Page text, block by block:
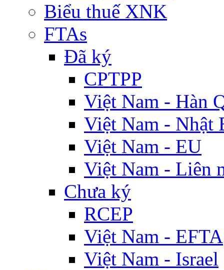
Biểu thuế XNK
FTAs
Đã ký
CPTPP
Việt Nam - Hàn
Việt Nam - Nhật
Việt Nam - EU
Việt Nam - Liên
Chưa ký
RCEP
Việt Nam - EFTA
Việt Nam - Israel